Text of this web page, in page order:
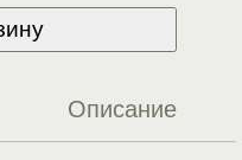
Описание